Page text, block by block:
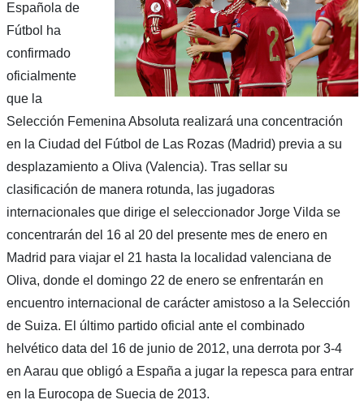
Española de
Fútbol ha
confirmado
oficialmente
que la
Selección Femenina Absoluta realizará una concentración
en la Ciudad del Fútbol de Las Rozas (Madrid) previa a su
desplazamiento a Oliva (Valencia). Tras sellar su
clasificación de manera rotunda, las jugadoras
internacionales que dirige el seleccionador Jorge Vilda se
concentrarán del 16 al 20 del presente mes de enero en
Madrid para viajar el 21 hasta la localidad valenciana de
Oliva, donde el domingo 22 de enero se enfrentarán en
encuentro internacional de carácter amistoso a la Selección
de Suiza. El último partido oficial ante el combinado
helvético data del 16 de junio de 2012, una derrota por 3-4
en Aarau que obligó a España a jugar la repesca para entrar
en la Eurocopa de Suecia de 2013.